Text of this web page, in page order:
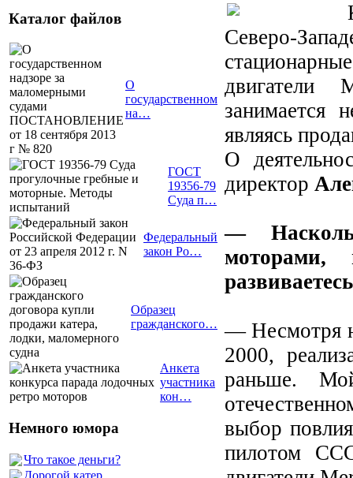
Каталог файлов
О
государственном
на…
ГОСТ
19356-79
Суда п…
Федеральный
закон Ро…
Образец
гражданского…
Анкета
участника
кон…
Немного юмора
Что такое деньги?
Дорогой катер
Северо-
двигатели
занимается
являясь
О
директор
—
— Несмотря
2000,
раньше.
выбор
пилотом